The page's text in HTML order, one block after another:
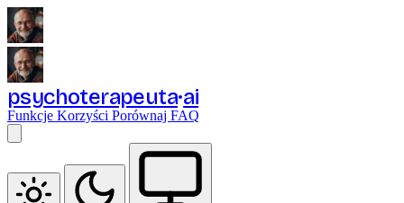
psychoterapeuta ai
Funkcje Korzyści Porównaj FAQ